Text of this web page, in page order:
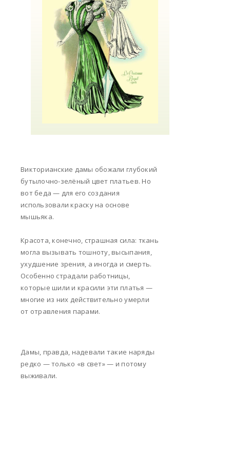
Викторианские дамы обожали глубокий
бутылочно-зелёный цвет платьев. Но
вот беда — для его создания
использовали краску на основе
мышьяка.
Красота, конечно, страшная сила: ткань
могла вызывать тошноту, высыпания,
ухудшение зрения, а иногда и смерть.
Особенно страдали работницы,
которые шили и красили эти платья —
многие из них действительно умерли
от отравления парами.
Дамы, правда, надевали такие наряды
редко — только «в свет» — и потому
выживали.